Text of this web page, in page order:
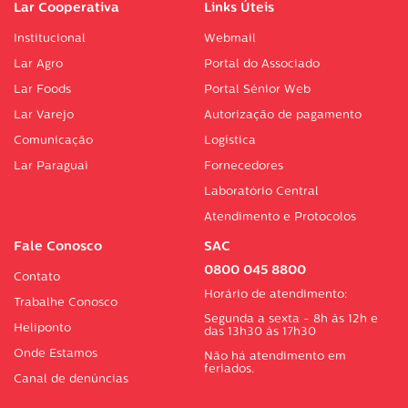
Lar Cooperativa
Institucional
Lar Agro
Lar Foods
Lar Varejo
Comunicação
Lar Paraguai
Links Úteis
Webmail
Portal do Associado
Portal Sénior Web
Autorização de pagamento
Logística
Fornecedores
Laboratório Central
Atendimento e Protocolos
Fale Conosco
Contato
Trabalhe Conosco
Heliponto
Onde Estamos
Canal de denúncias
SAC
0800 045 8800
Horário de atendimento:
Segunda a sexta - 8h às 12h e
das 13h30 às 17h30
Não há atendimento em
feriados.